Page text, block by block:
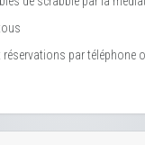
réservations par téléphone